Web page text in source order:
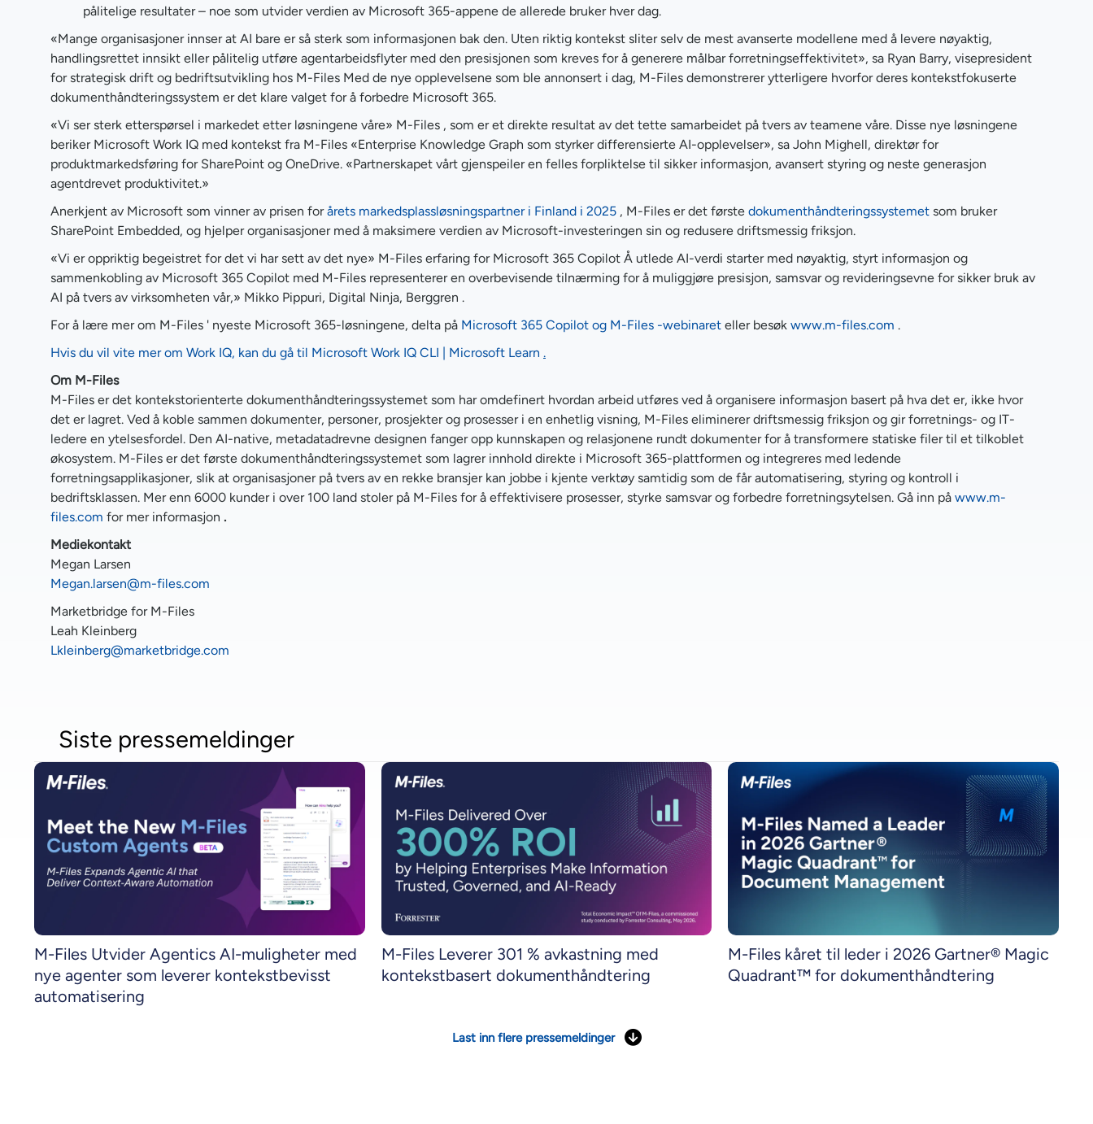
pålitelige resultater – noe som utvider verdien av Microsoft 365-appene de allerede bruker hver dag.
«Mange organisasjoner innser at AI bare er så sterk som informasjonen bak den. Uten riktig kontekst sliter selv de mest avanserte modellene med å levere nøyaktig,
handlingsrettet innsikt eller pålitelig utføre agentarbeidsflyter med den presisjonen som kreves for å generere målbar forretningseffektivitet», sa Ryan Barry, visepresident
for strategisk drift og bedriftsutvikling hos M-Files Med de nye opplevelsene som ble annonsert i dag, M-Files demonstrerer ytterligere hvorfor deres kontekstfokuserte
dokumenthåndteringssystem er det klare valget for å forbedre Microsoft 365.
«Vi ser sterk etterspørsel i markedet etter løsningene våre» M-Files , som er et direkte resultat av det tette samarbeidet på tvers av teamene våre. Disse nye løsningene
beriker Microsoft Work IQ med kontekst fra M-Files «Enterprise Knowledge Graph som styrker differensierte AI-opplevelser», sa John Mighell, direktør for
produktmarkedsføring for SharePoint og OneDrive. «Partnerskapet vårt gjenspeiler en felles forpliktelse til sikker informasjon, avansert styring og neste generasjon
agentdrevet produktivitet.»
Anerkjent av Microsoft som vinner av prisen forårets markedsplassløsningspartner i Finland i 2025 , M-Files er det første dokumenthåndteringssystemet som bruker
SharePoint Embedded, og hjelper organisasjoner med å maksimere verdien av Microsoft-investeringen sin og redusere driftsmessig friksjon.
«Vi er oppriktig begeistret for det vi har sett av det nye» M-Files erfaring for Microsoft 365 Copilot Å utlede AI-verdi starter med nøyaktig, styrt informasjon og
sammenkobling av Microsoft 365 Copilot med M-Files representerer en overbevisende tilnærming for å muliggjøre presisjon, samsvar og revideringsevne for sikker bruk av
AI på tvers av virksomheten vår,» Mikko Pippuri, Digital Ninja, Berggren .
For å lære mer om M-Files ' nyeste Microsoft 365-løsningene, delta på Microsoft 365 Copilot og M-Files -webinaret eller besøk www.m-files.com .
Hvis du vil vite mer om Work IQ, kan du gå til Microsoft Work IQ CLI | Microsoft Learn .
Om M-Files
M-Files er det kontekstorienterte dokumenthåndteringssystemet som har omdefinert hvordan arbeid utføres ved å organisere informasjon basert på hva det er, ikke hvor
det er lagret. Ved å koble sammen dokumenter, personer, prosjekter og prosesser i en enhetlig visning, M-Files eliminerer driftsmessig friksjon og gir forretnings- og IT-
ledere en ytelsesfordel. Den AI-native, metadatadrevne designen fanger opp kunnskapen og relasjonene rundt dokumenter for å transformere statiske filer til et tilkoblet
økosystem. M-Files er det første dokumenthåndteringssystemet som lagrer innhold direkte i Microsoft 365-plattformen og integreres med ledende
forretningsapplikasjoner, slik at organisasjoner på tvers av en rekke bransjer kan jobbe i kjente verktøy samtidig som de får automatisering, styring og kontroll i
bedriftsklassen. Mer enn 6000 kunder i over 100 land stoler på M-Files for å effektivisere prosesser, styrke samsvar og forbedre forretningsytelsen. Gå inn på www.m-
files.com for mer informasjon .
Mediekontakt
Megan Larsen
Megan.larsen@m-files.com
Marketbridge for M-Files
Leah Kleinberg
Lkleinberg@marketbridge.com
Siste pressemeldinger
M-Files Utvider Agentics AI-muligheter med
nye agenter som leverer kontekstbevisst
automatisering
M-Files Leverer 301 % avkastning med
kontekstbasert dokumenthåndtering
M-Files kåret til leder i 2026 Gartner® Magic
Quadrant™ for dokumenthåndtering
Last inn flere pressemeldinger